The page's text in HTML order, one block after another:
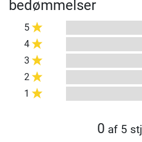
bedømmelser
5
4
3
2
1
0 af 5